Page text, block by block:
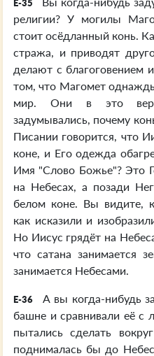
E-35
религии? У могилы
стоит осёдланный конь.
стража, и приводят
делают с благоговением
том, что Магомет
мир. Они в это
задумывались, почему
Писании говорится, что
коне, и Его одежда
Имя "Слово Божье"? Это
на Небесах, а позади
белом коне. Вы видите,
как исказили и
Но Иисус грядёт на
что сатана занимается
занимается Небесами.
E-36
А вы когда-нибудь
башне и сравнивали её с
пытались сделать
поднималась бы до